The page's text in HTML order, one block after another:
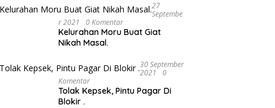
27
Septembe
R 2021
0 Komentar
Kelurahan Moru Buat Giat
Nikah Masal.
30 September
2021
0
Komentar
Tolak Kepsek, Pintu Pagar Di
Blokir .